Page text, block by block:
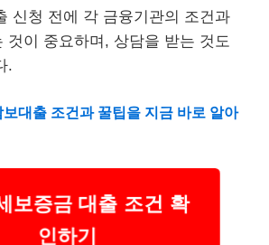
신청 전에 각 금융기관의 조건과
것이 중요하며, 상담을 받는 것도
.
대출 조건과 꿀팁을 지금 바로 알아
보증금 대출 조건 확
인하기